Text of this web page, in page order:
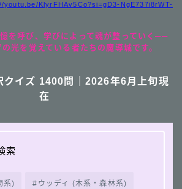
youtu.be/KlyrFHAv5Co?si=gD3-NgE737i8rWT-
を呼び、学びによって魂が整っていく──
光を覚えている者たちの魔導城です。
クイズ 1400問｜2026年6月上旬現
在
索
系) ウッディ (木系・森林系)